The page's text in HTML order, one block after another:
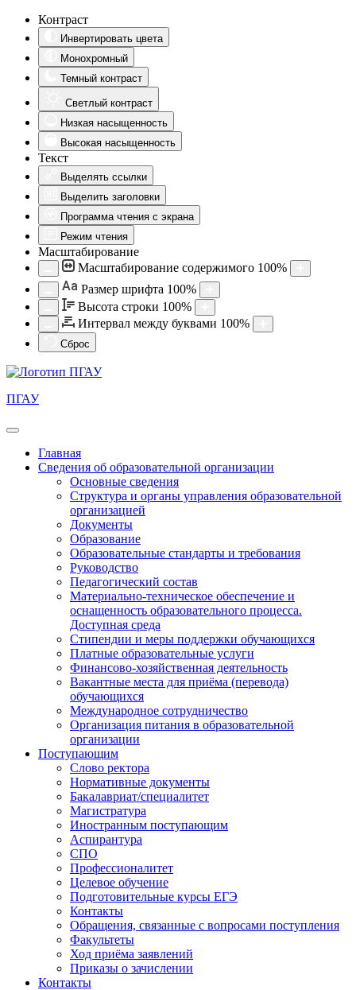
Контраст
Инвертировать цвета
Монохромный
Темный контраст
Светлый контраст
Низкая насыщенность
Высокая насыщенность
Текст
Выделять ссылки
Выделить заголовки
Программа чтения с экрана
Режим чтения
Масштабирование
Масштабирование содержимого 100%
Aa Размер шрифта 100%
Высота строки 100%
Интервал между буквами 100%
Сброс
ПГАУ
Главная
Сведения об образовательной организации
Основные сведения
Структура и органы управления образовательной
организацией
Документы
Образование
Образовательные стандарты и требования
Руководство
Педагогический состав
Материально-техническое обеспечение и
оснащенность образовательного процесса.
Доступная среда
Стипендии и меры поддержки обучающихся
Платные образовательные услуги
Финансово-хозяйственная деятельность
Вакантные места для приёма (перевода)
обучающихся
Международное сотрудничество
Организация питания в образовательной
организации
Поступающим
Слово ректора
Нормативные документы
Бакалавриат/специалитет
Магистратура
Иностранным поступающим
Аспирантура
СПО
Профессионалитет
Целевое обучение
Подготовительные курсы ЕГЭ
Контакты
Обращения, связанные с вопросами поступления
Факультеты
Ход приёма заявлений
Приказы о зачислении
Контакты